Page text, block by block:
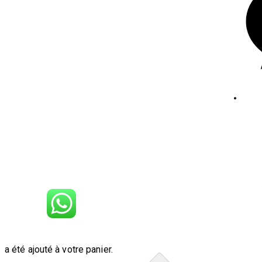
a été ajouté à votre panier.